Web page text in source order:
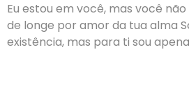
Eu estou em você, mas você
de longe por amor da tua alma
existência, mas para ti sou